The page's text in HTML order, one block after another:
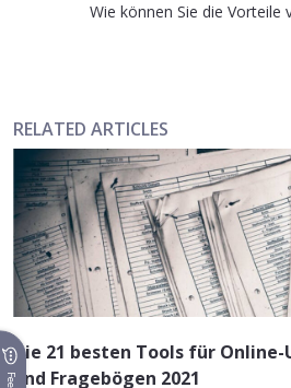
Wie können Sie die Vorteile
RELATED ARTICLES
Die 21 besten Tools für
und Fragebögen 2021